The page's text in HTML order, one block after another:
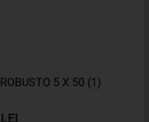
5 X 50 (1)